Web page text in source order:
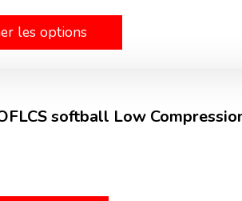
les options
softball Low